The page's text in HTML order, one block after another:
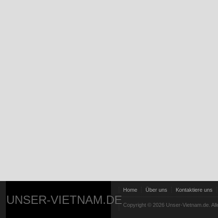
UNSER-VIETNAM.DE
Home Über uns Kontaktiere uns
Copyright © 2026 Unser-Vietnam.de.